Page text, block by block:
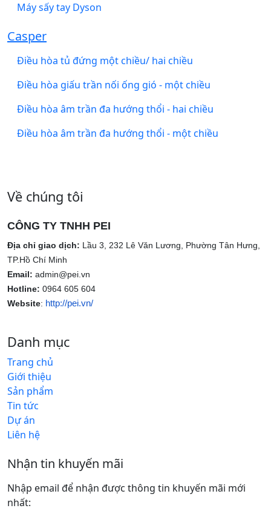
Máy sấy tay Dyson
Casper
Điều hòa tủ đứng một chiều/ hai chiều
Điều hòa giấu trần nối ống gió - một chiều
Điều hòa âm trần đa hướng thổi - hai chiều
Điều hòa âm trần đa hướng thổi - một chiều
Về chúng tôi
CÔNG TY TNHH PEI
Địa chỉ giao dịch: Lầu 3, 232 Lê Văn Lương, Phường Tân Hưng,
TP.Hồ Chí Minh
Email: admin@pei.vn
Hotline: 0964 605 604
Website: http://pei.vn/
Danh mục
Trang chủ
Giới thiệu
Sản phẩm
Tin tức
Dự án
Liên hệ
Nhận tin khuyến mãi
Nhập email để nhận được thông tin khuyến mãi mới
nhất: